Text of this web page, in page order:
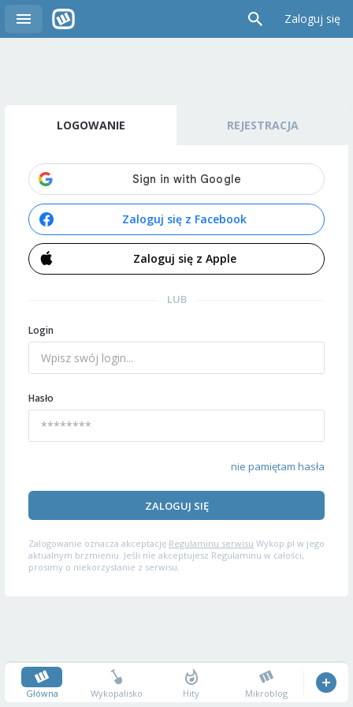
Zaloguj się
LOGOWANIE REJESTRACJA
Zaloguj się z Facebook
Zaloguj się z Apple
LUB
Login
Hasło
nie pamiętam hasła
ZALOGUJ SIĘ
Zalogowanie oznacza akceptację Regulaminu serwisu Wykop.pl w jego
aktualnym brzmieniu. Jeśli nie akceptujesz Regulaminu w całości,
prosimy o niekorzystanie z serwisu.
Główna Wykopalisko Hity Mikroblog